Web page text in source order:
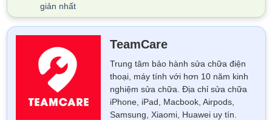
giản nhất
TeamCare
Trung tâm bảo hành sửa chữa điện
thoại, máy tính với hơn 10 năm kinh
nghiệm sửa chữa. Địa chỉ sửa chữa
iPhone, iPad, Macbook, Airpods,
Samsung, Xiaomi, Huawei uy tín.